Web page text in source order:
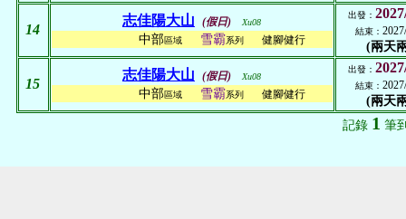
14
志佳陽大山 (假日) Xu08
中部區域 雪霸系列 健腳健行
出發：
結束：
(兩天
15
志佳陽大山 (假日) Xu08
中部區域 雪霸系列 健腳健行
出發：
結束：
(兩天
記錄 1 筆